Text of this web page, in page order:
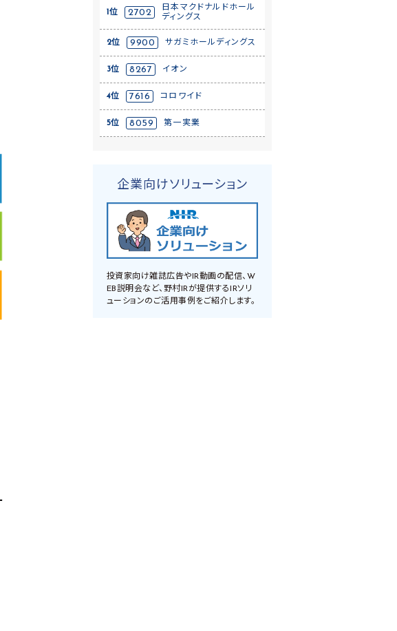
1位 2702
日本マクドナルドホール
ディングス
2位 9900 サガミホールディングス
3位 8267 イオン
4位 7616 コロワイド
5位 8059 第一実業
企業向けソリューション
投資家向け雑誌広告やIR動画の配信、W
EB説明会など、野村IRが提供するIRソリ
ューションのご活用事例をご紹介します。